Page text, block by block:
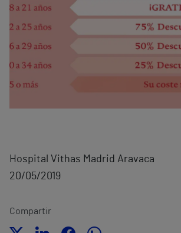
Hospital Vithas Madrid Aravaca
20/05/2019
Compartir